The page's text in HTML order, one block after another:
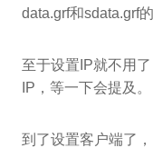
data.grf和sdata.grf
至于设置IP就不用
IP，等一下会提及。
到了设置客户端了，